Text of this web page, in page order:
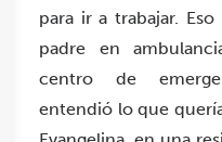
para ir a trabajar.
padre en
centro de
entendió lo que